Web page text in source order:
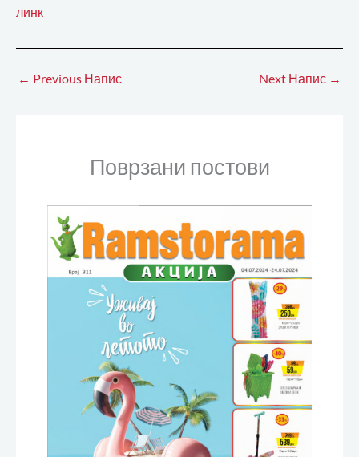
линк
← Previous Напис Next Напис →
Поврзани постови